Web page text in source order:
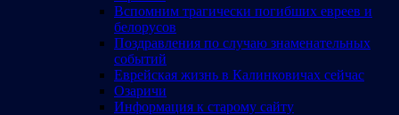
Вспомним трагически погибших евреев и
белорусов
Поздравления по случаю знаменательных
событий
Еврейская жизнь в Калинковичах сейчас
Озаричи
Информация к старому сайту